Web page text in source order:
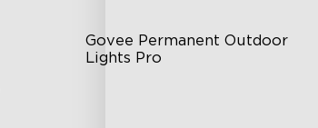
Govee Permanent Outdoor
Lights Pro